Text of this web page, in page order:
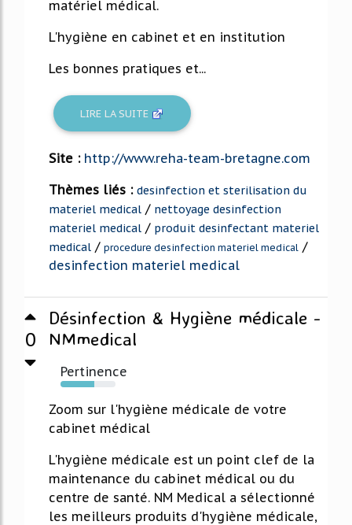
matériel médical.
L'hygiène en cabinet et en institution
Les bonnes pratiques et...
LIRE LA SUITE
Site : http://www.reha-team-bretagne.com
Thèmes liés : desinfection et sterilisation du
materiel medical / nettoyage desinfection
materiel medical / produit desinfectant materiel
medical / procedure desinfection materiel medical /
desinfection materiel medical
0
Désinfection & Hygiène médicale -
NMmedical
Pertinence
62%
Zoom sur l'hygiène médicale de votre
cabinet médical
L'hygiène médicale est un point clef de la
maintenance du cabinet médical ou du
centre de santé. NM Medical a sélectionné
les meilleurs produits d'hygiène médicale,